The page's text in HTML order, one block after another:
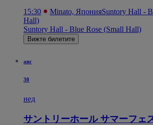
15:30 Minato, ЯпонияSuntory Hall -
Hall)
Suntory Hall - Blue Rose (Small Hall)
Вижте билетите
авг
30
нед
サントリーホール サマーフェ